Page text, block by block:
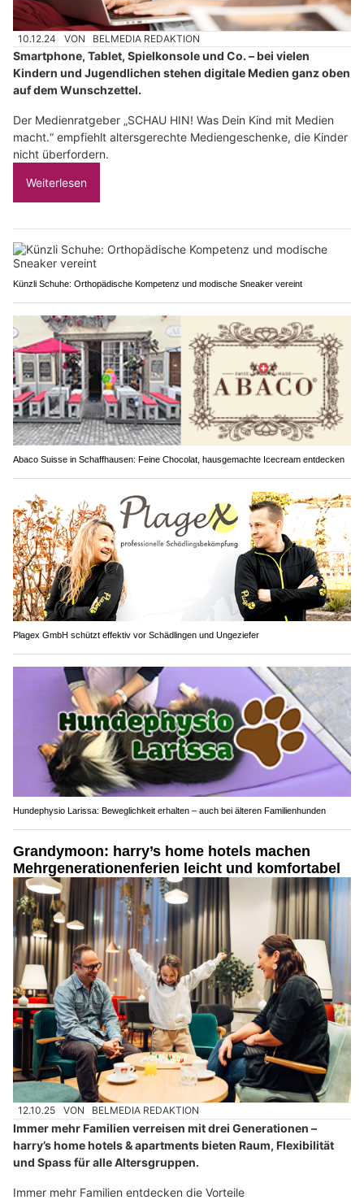
10.12.24 VON BELMEDIA REDAKTION
Smartphone, Tablet, Spielkonsole und Co. – bei vielen
Kindern und Jugendlichen stehen digitale Medien ganz oben
auf dem Wunschzettel.
Der Medienratgeber „SCHAU HIN! Was Dein Kind mit Medien
macht.“ empfiehlt altersgerechte Mediengeschenke, die Kinder
nicht überfordern.
Weiterlesen
Künzli Schuhe: Orthopädische Kompetenz und modische Sneaker vereint
Abaco Suisse in Schaffhausen: Feine Chocolat, hausgemachte Icecream entdecken
Plagex GmbH schützt effektiv vor Schädlingen und Ungeziefer
Hundephysio Larissa: Beweglichkeit erhalten – auch bei älteren Familienhunden
Grandymoon: harry’s home hotels machen
Mehrgenerationenferien leicht und komfortabel
12.10.25 VON BELMEDIA REDAKTION
Immer mehr Familien verreisen mit drei Generationen –
harry’s home hotels & apartments bieten Raum, Flexibilität
und Spass für alle Altersgruppen.
Immer mehr Familien entdecken die Vorteile